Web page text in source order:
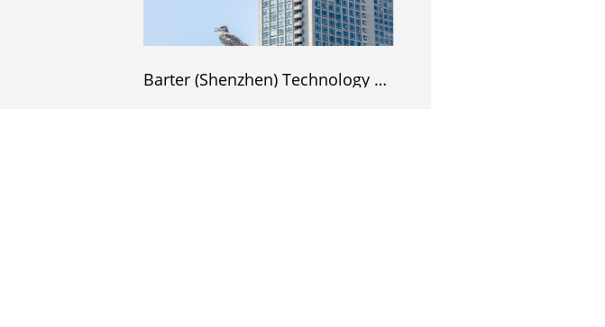
Barter (Shenzhen) Technology Group Co., Ltd.